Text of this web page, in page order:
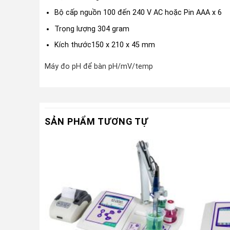
Bộ cấp nguồn 100 đến 240 V AC hoặc Pin AAA x 6
Trọng lượng 304 gram
Kích thước150 x 210 x 45 mm
Máy đo pH để bàn pH/mV/temp
SẢN PHẨM TƯƠNG TỰ